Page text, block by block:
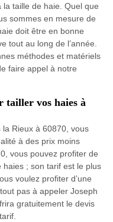
taille de haie. Quel que
sommes en mesure de
doit être en bonne
tout au long de l’année.
méthodes et matériels
faire appel à notre
tailler vos haies à
Rieux à 60870, vous
à des prix moins
vous pouvez profiter de
; son tarif est le plus
voulez profiter d’une
pas à appeler Joseph
gratuitement le devis